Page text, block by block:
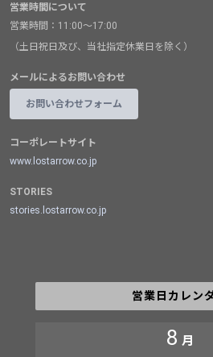
営業時間について
営業時間：11:00～17:00
（土日祝日及び、当社指定休業日を除く）
メールによるお問い合わせ
お問い合わせフォーム
コーポレートサイト
www.lostarrow.co.jp
STORIES
stories.lostarrow.co.jp
営業日カレン
8 月